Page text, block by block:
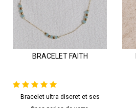
BRACELET FAITH
Bracelet ultra discret et ses